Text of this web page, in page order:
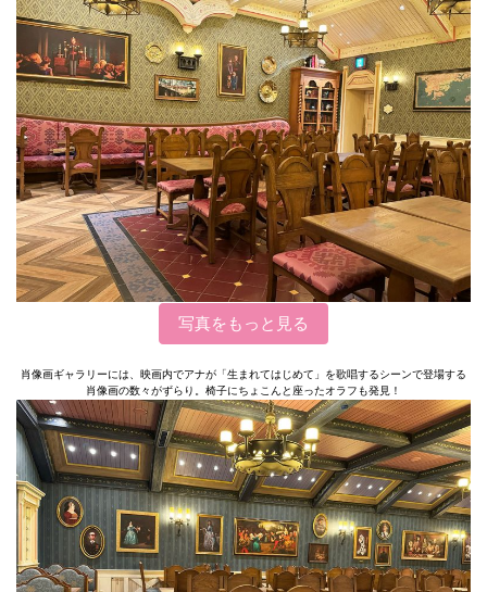
写真をもっと見る
肖像画ギャラリーには、映画内でアナが「生まれてはじめて」を歌唱するシーンで登場する
肖像画の数々がずらり。椅子にちょこんと座ったオラフも発見！